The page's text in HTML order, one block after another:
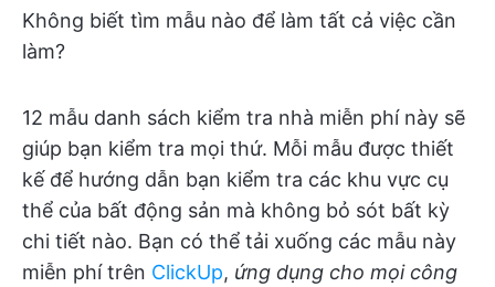
Không biết tìm mẫu nào để làm tất cả việc cần
làm?
12 mẫu danh sách kiểm tra nhà miễn phí này sẽ
giúp bạn kiểm tra mọi thứ. Mỗi mẫu được thiết
kế để hướng dẫn bạn kiểm tra các khu vực cụ
thể của bất động sản mà không bỏ sót bất kỳ
chi tiết nào. Bạn có thể tải xuống các mẫu này
miễn phí trên ClickUp, ứng dụng cho mọi công